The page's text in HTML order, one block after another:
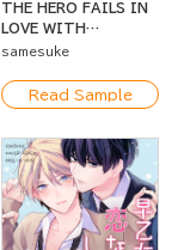
THE HERO FAILS IN
LOVE WITH
VILLAGER A.
samesuke
Read Sample